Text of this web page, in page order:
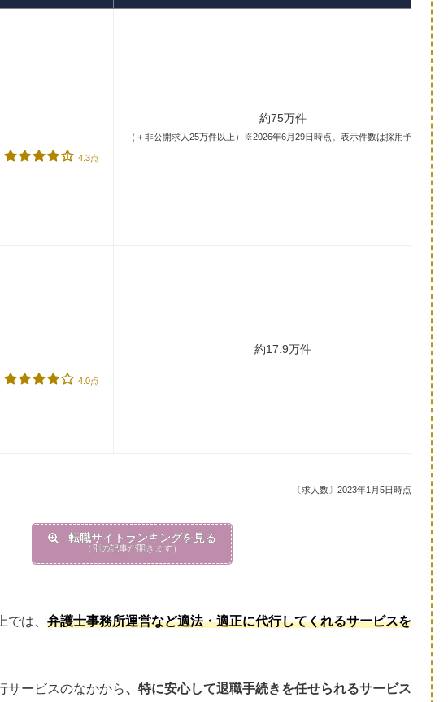
4.3点
約75万件
（＋非公開求人25万件以上） ※2026年6月29日時点。表示件数は採用予定数。
4.0点
約17.9万件
〔求人数〕2023年1月5日時点
転職サイトランキングを見る
（別の記事が開きます）
は、 弁護士事務所運営など適法・適正に代行してくれるサービスを
サービスのなかから、特に安心して退職手続きを任せられるサービス